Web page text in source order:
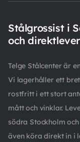
Stålgrossist i
och
Telge Stålcenter är
Vi lagerhåller ett
rostfritt i ett stort
mått och vinklar.
södra Stockholm
även köra direkt in i